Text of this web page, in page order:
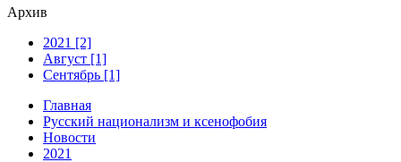
Архив
2021 [2]
Август [1]
Сентябрь [1]
Главная
Русский национализм и ксенофобия
Новости
2021